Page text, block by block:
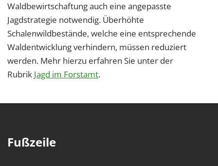
Waldbewirtschaftung auch eine angepasste
Jagdstrategie notwendig. Überhöhte
Schalenwildbestände, welche eine entsprechende
Waldentwicklung verhindern, müssen reduziert
werden. Mehr hierzu erfahren Sie unter der
Rubrik Jagd im Forstamt.
Fußzeile